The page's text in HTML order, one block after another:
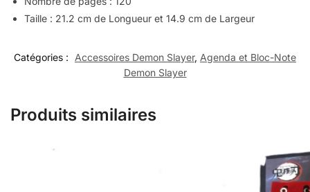
Taille : 21.2 cm de Longueur et 14.9 cm de Largeur
Catégories : Accessoires Demon Slayer, Agenda et Bloc-Note
Demon Slayer
Produits similaires